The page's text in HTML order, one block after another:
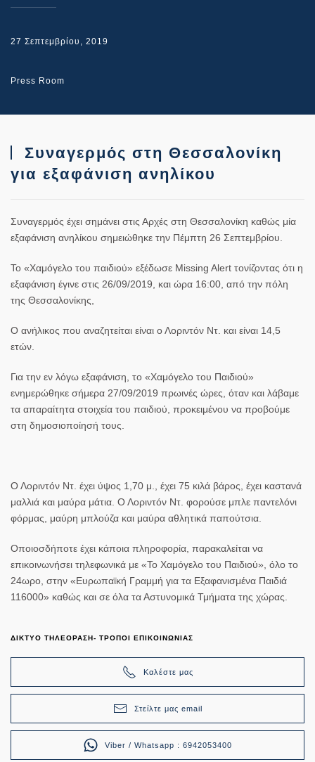
27 Σεπτεμβρίου, 2019
Press Room
Συναγερμός στη Θεσσαλονίκη
για εξαφάνιση ανηλίκου
Συναγερμός έχει σημάνει στις Αρχές στη Θεσσαλονίκη καθώς μία
εξαφάνιση ανηλίκου σημειώθηκε την Πέμπτη 26 Σεπτεμβρίου.
Το «Χαμόγελο του παιδιού» εξέδωσε Missing Alert τονίζοντας ότι η
εξαφάνιση έγινε στις 26/09/2019, και ώρα 16:00, από την πόλη
της Θεσσαλονίκης,
Ο ανήλικος που αναζητείται είναι ο Λοριντόν Ντ. και είναι 14,5
ετών.
Για την εν λόγω εξαφάνιση, το «Χαμόγελο του Παιδιού»
ενημερώθηκε σήμερα 27/09/2019 πρωινές ώρες, όταν και λάβαμε
τα απαραίτητα στοιχεία του παιδιού, προκειμένου να προβούμε
στη δημοσιοποίησή τους.
Ο Λοριντόν Ντ. έχει ύψος 1,70 μ., έχει 75 κιλά βάρος, έχει καστανά
μαλλιά και μαύρα μάτια. Ο Λοριντόν Ντ. φορούσε μπλε παντελόνι
φόρμας, μαύρη μπλούζα και μαύρα αθλητικά παπούτσια.
Οποιοσδήποτε έχει κάποια πληροφορία, παρακαλείται να
επικοινωνήσει τηλεφωνικά με «Το Χαμόγελο του Παιδιού», όλο το
24ωρο, στην «Ευρωπαϊκή Γραμμή για τα Εξαφανισμένα Παιδιά
116000» καθώς και σε όλα τα Αστυνομικά Τμήματα της χώρας.
ΔΙΚΤΥΟ ΤΗΛΕΟΡΑΣΗ- ΤΡΟΠΟΙ ΕΠΙΚΟΙΝΩΝΙΑΣ
Καλέστε μας
Στείλτε μας email
Viber / Whatsapp : 6942053400